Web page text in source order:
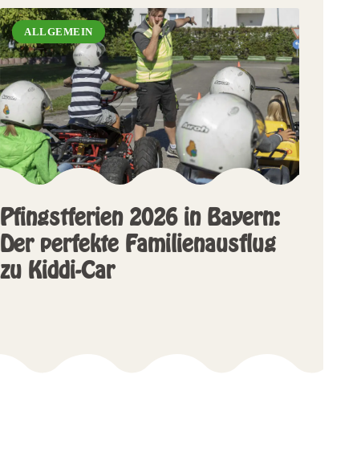
ALLGEMEIN
Pfingstferien 2026 in Bayern:
Der perfekte Familienausflug
zu Kiddi-Car